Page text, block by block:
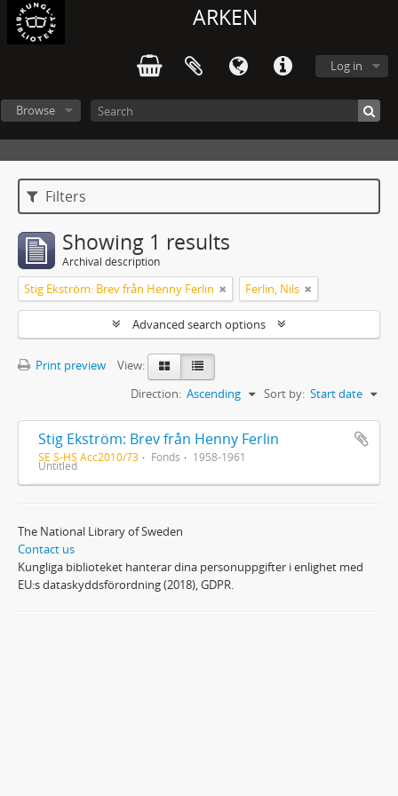
ARKEN
Log in
Browse
Filters
Showing 1 results
Archival description
Stig Ekström: Brev från Henny Ferlin Ferlin, Nils
Advanced search options
Print preview
View:
Sort by: Start date
Direction: Ascending
Stig Ekström: Brev från Henny Ferlin
SE S-HS Acc2010/73 Fonds 1958-1961
Untitled
The National Library of Sweden
Contact us
Kungliga biblioteket hanterar dina personuppgifter i enlighet med
EU:s dataskyddsförordning (2018), GDPR.